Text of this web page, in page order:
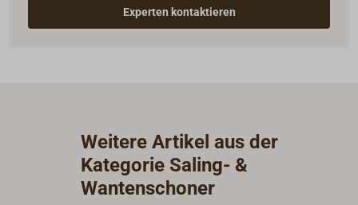
Experten kontaktieren
Weitere Artikel aus der
Kategorie Saling- &
Wantenschoner